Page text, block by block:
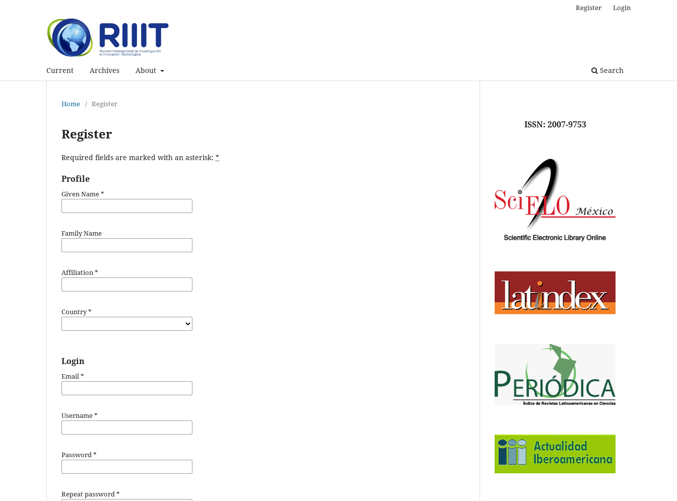
Current Archives About Search
Register Login
Home / Register
Register
Required fields are marked with an asterisk: *
Profile
Given Name*
Family Name
Affiliation*
Country*
Login
Email*
Username*
Password*
Repeat password*
ISSN: 2007-9753